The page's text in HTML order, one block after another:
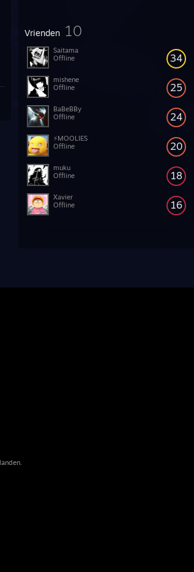
Vrienden 10
34
Saitama
Offline
25
mishene
Offline
24
BaBeBBy
Offline
20
⚡MOOLIES
Offline
18
muku
Offline
16
Xavier
Offline